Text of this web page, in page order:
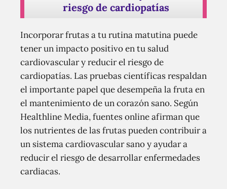
riesgo de cardiopatías
Incorporar frutas a tu rutina matutina puede
tener un impacto positivo en tu salud
cardiovascular y reducir el riesgo de
cardiopatías. Las pruebas científicas respaldan
el importante papel que desempeña la fruta en
el mantenimiento de un corazón sano. Según
Healthline Media, fuentes online afirman que
los nutrientes de las frutas pueden contribuir a
un sistema cardiovascular sano y ayudar a
reducir el riesgo de desarrollar enfermedades
cardiacas.